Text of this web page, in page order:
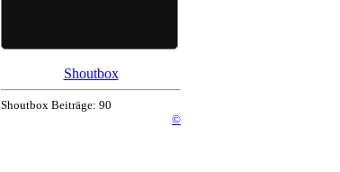
Shoutbox
Shoutbox Beiträge: 90
©